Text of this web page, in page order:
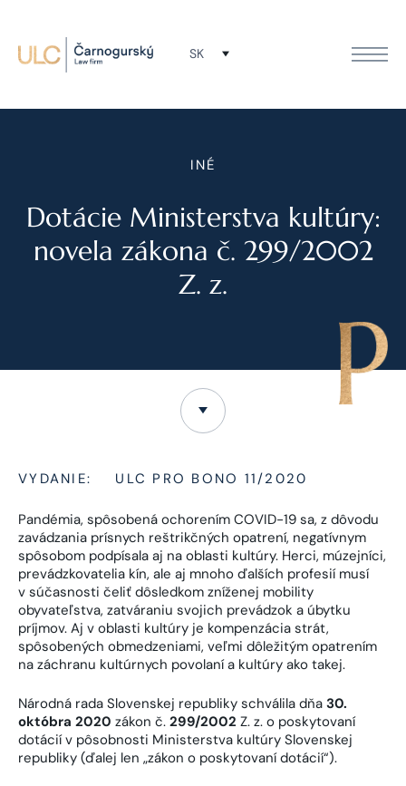
SK
INÉ
Dotácie Ministerstva kultúry:
novela zákona č. 299/2002
Z. z.
VYDANIE: ULC PRO BONO 11/2020
Pandémia, spôsobená ochorením COVID-19 sa, z dôvodu
zavádzania prísnych reštrikčných opatrení, negatívnym
spôsobom podpísala aj na oblasti kultúry. Herci, múzejníci,
prevádzkovatelia kín, ale aj mnoho ďalších profesií musí
v súčasnosti čeliť dôsledkom zníženej mobility
obyvateľstva, zatváraniu svojich prevádzok a úbytku
príjmov. Aj v oblasti kultúry je kompenzácia strát,
spôsobených obmedzeniami, veľmi dôležitým opatrením
na záchranu kultúrnych povolaní a kultúry ako takej.
Národná rada Slovenskej republiky schválila dňa 30.
októbra 2020 zákon č. 299/2002 Z. z. o poskytovaní
dotácií v pôsobnosti Ministerstva kultúry Slovenskej
republiky (ďalej len „zákon o poskytovaní dotácií“).